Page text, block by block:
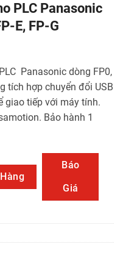
PLC Panasonic
E, FP-G
Panasonic dòng FP0,
tích hợp chuyển đổi USB
giao tiếp với máy tính.
Bảo hành 1
FP0, FP2, FP-M, FP-X, FP-
Báo
Giá